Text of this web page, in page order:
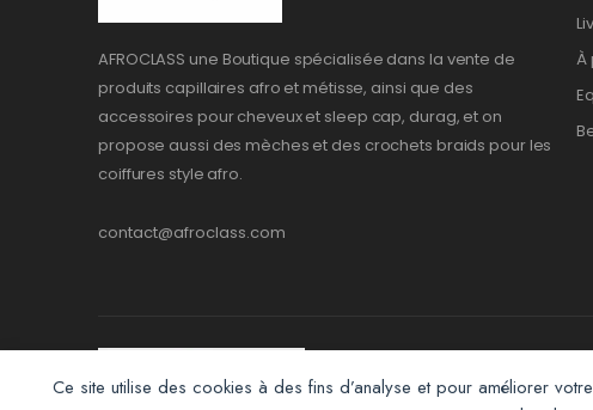
Ce site utilise des cookies à des fins d’analyse et pour améliorer
AFROCLASS une Boutique spécialisée dans la vente de
produits capillaires afro et métisse, ainsi que des
accessoires pour cheveux et sleep cap, durag, et on
propose aussi des mèches et des crochets braids pour les
coiffures style afro.
contact@afroclass.com
À